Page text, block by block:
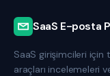
SaaS E-posta
SaaS girişimcileri
araçları incelemeleri